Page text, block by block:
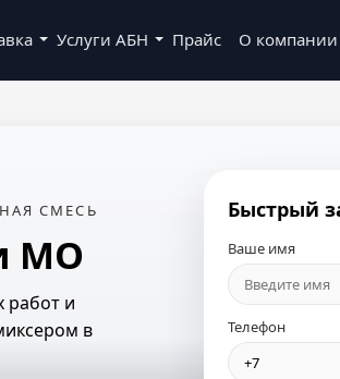
Услуги АБН Прайс О компании
СМЕСЬ
МО
работ и
в
Быстрый
Ваше имя
Телефон